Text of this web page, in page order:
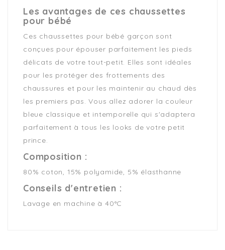
Les avantages de ces chaussettes
pour bébé
Ces chaussettes pour bébé garçon sont
conçues pour épouser parfaitement les pieds
délicats de votre tout-petit. Elles sont idéales
pour les protéger des frottements des
chaussures et pour les maintenir au chaud dès
les premiers pas. Vous allez adorer la couleur
bleue classique et intemporelle qui s'adaptera
parfaitement à tous les looks de votre petit
prince.
Composition :
80% coton, 15% polyamide, 5% élasthanne
Conseils d'entretien :
Lavage en machine à 40°C